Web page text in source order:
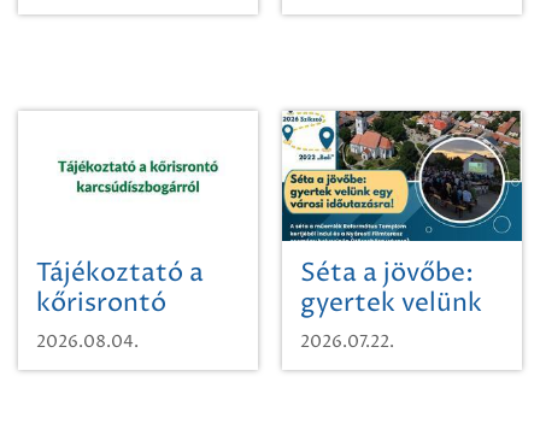
Tájékoztató a
kőrisrontó
karcsúdíszbogárról
2026.08.04.
Séta a jövőbe:
gyertek velünk
egy városi
időutazásra!
2026.07.22.